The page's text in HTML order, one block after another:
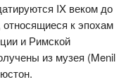
IX веком до
к эпохам
и Римской
из музея (Menil